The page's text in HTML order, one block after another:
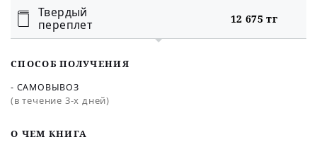
O ЧЕМ КНИГА
Твердый
переплет
12 675 тг
СПОСОБ ПОЛУЧЕНИЯ
- САМОВЫВОЗ
(в течение 3-х дней)